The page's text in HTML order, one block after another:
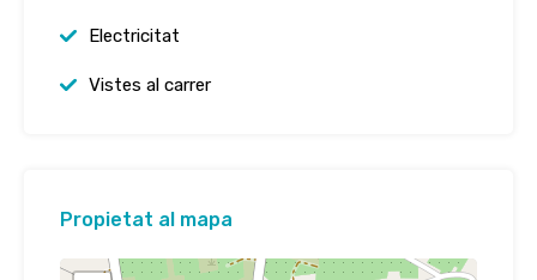
Electricitat
Vistes al carrer
Propietat al mapa